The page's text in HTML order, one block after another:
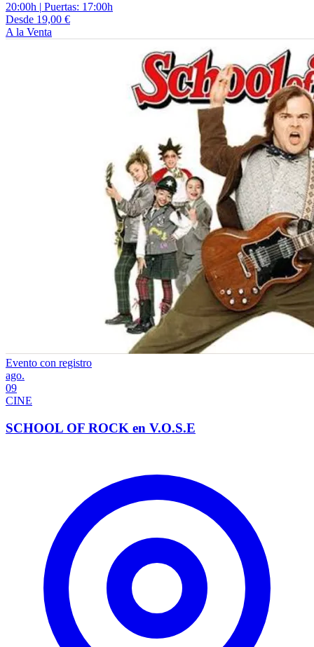
20:00h | Puertas: 17:00h
Desde 19,00 €
A la Venta
Evento con registro
ago.
09
CINE
SCHOOL OF ROCK en V.O.S.E